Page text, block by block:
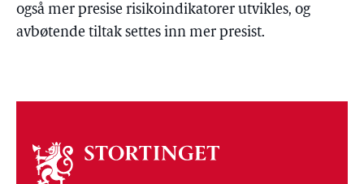
også mer presise risikoindikatorer utvikles, og
avbøtende tiltak settes inn mer presist.
Om
stortinget